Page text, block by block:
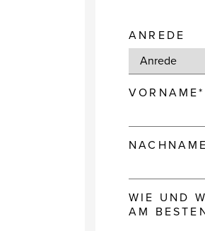
ANREDE
VORNAME*
WIE UND
AM